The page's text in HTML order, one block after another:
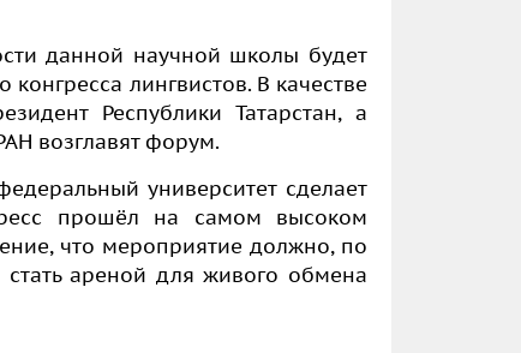
данной научной школы будет
лингвистов. В качестве
Республики Татарстан, а
возглавят форум.
университет сделает
прошёл на самом высоком
что мероприятие должно, по
ареной для живого обмена